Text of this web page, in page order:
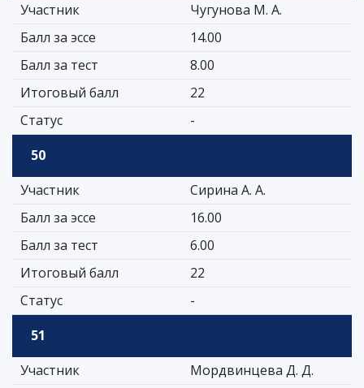
Участник
Чугунова М. А.
Балл за эссе
14.00
Балл за тест
8.00
Итоговый балл
22
Статус
-
50
Участник
Сирина А. А.
Балл за эссе
16.00
Балл за тест
6.00
Итоговый балл
22
Статус
-
51
Участник
Мордвинцева Д. Д.